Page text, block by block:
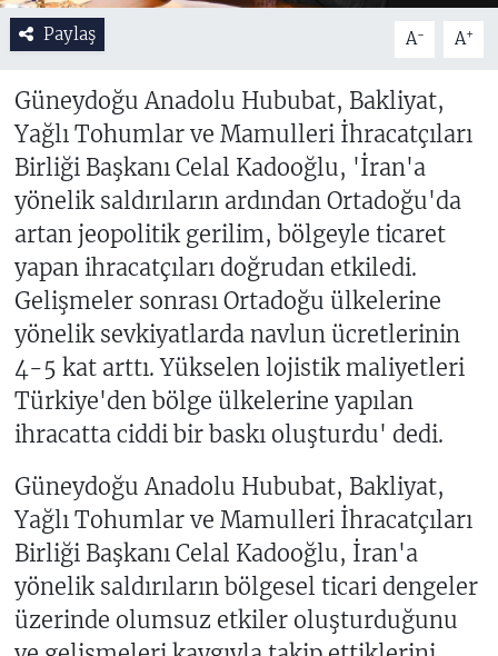
Paylaş A- A+
Güneydoğu Anadolu Hububat, Bakliyat,
Yağlı Tohumlar ve Mamulleri İhracatçıları
Birliği Başkanı Celal Kadooğlu, 'İran'a
yönelik saldırıların ardından Ortadoğu'da
artan jeopolitik gerilim, bölgeyle ticaret
yapan ihracatçıları doğrudan etkiledi.
Gelişmeler sonrası Ortadoğu ülkelerine
yönelik sevkiyatlarda navlun ücretlerinin
4-5 kat arttı. Yükselen lojistik maliyetleri
Türkiye'den bölge ülkelerine yapılan
ihracatta ciddi bir baskı oluşturdu' dedi.
Güneydoğu Anadolu Hububat, Bakliyat,
Yağlı Tohumlar ve Mamulleri İhracatçıları
Birliği Başkanı Celal Kadooğlu, İran'a
yönelik saldırıların bölgesel ticari dengeler
üzerinde olumsuz etkiler oluşturduğunu